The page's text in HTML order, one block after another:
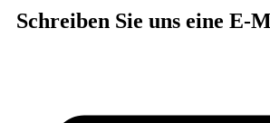
Schreiben Sie uns eine E-